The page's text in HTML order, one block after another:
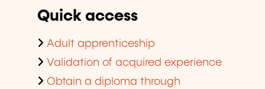
Quick access
Adult apprenticeship
Validation of acquired experience
Obtain a diploma through